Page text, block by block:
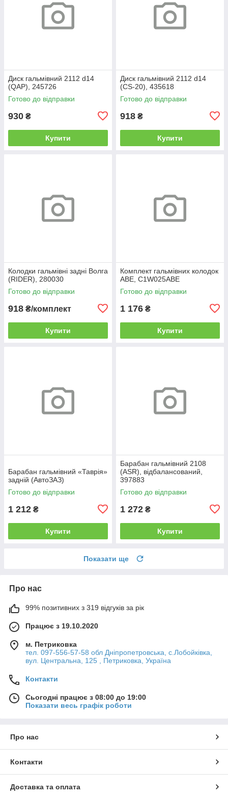
Диск гальмівний 2112 d14
(QAP), 245726
Готово до відправки
930 ₴
Купити
Диск гальмівний 2112 d14
(CS-20), 435618
Готово до відправки
918 ₴
Купити
Колодки гальмівні задні Волга
(RIDER), 280030
Готово до відправки
918 ₴/комплект
Купити
Комплект гальмівних колодок
ABE, C1W025ABE
Готово до відправки
1 176 ₴
Купити
Барабан гальмівний «Таврія»
задній (АвтоЗАЗ)
Готово до відправки
1 212 ₴
Купити
Барабан гальмівний 2108
(ASR), відбалансований,
397883
Готово до відправки
1 272 ₴
Купити
Показати ще
Про нас
99% позитивних з 319 відгуків за рік
Працює з 19.10.2020
м. Петриковка
тел. 097-556-57-58 обл Дніпропетровська, с.Лобойківка,
вул. Центральна, 125 , Петриковка, Україна
Контакти
Сьогодні працює з 08:00 до 19:00
Показати весь графік роботи
Про нас
Контакти
Доставка та оплата